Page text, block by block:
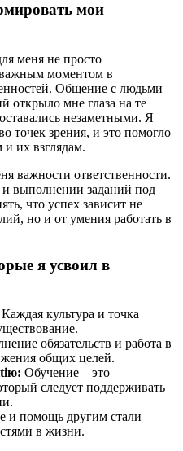
мои
меня не просто
моментом в
Общение с людьми
открыло мне глаза на те
незаметными. Я
точек зрения, и это помогло
их взглядам.
важности ответственности.
выполнении заданий под
что успех зависит не
но и от умения работать в
я усвоил в
Каждая культура и точка
обязательств и работа в
общих целей.
Обучение – это
следует поддерживать
и помощь другим стали
в жизни.